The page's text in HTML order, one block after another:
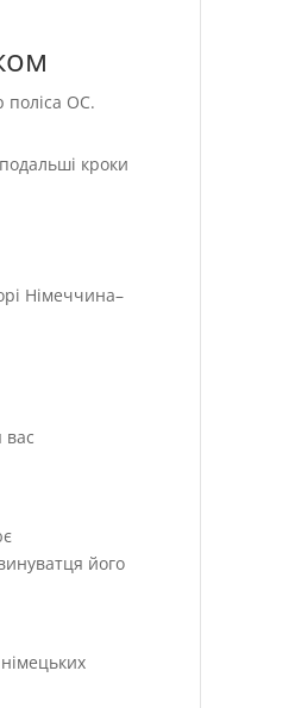
поліса OC.
кроки
Німеччина–
вас
його